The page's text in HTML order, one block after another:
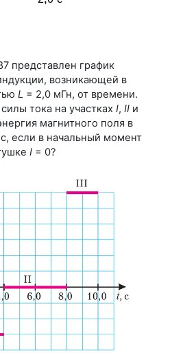
представлен график
возникающей в
L = 2,0 мГн, от времени.
тока на участках I, II и
магнитного поля в
если в начальный момент
I = 0?